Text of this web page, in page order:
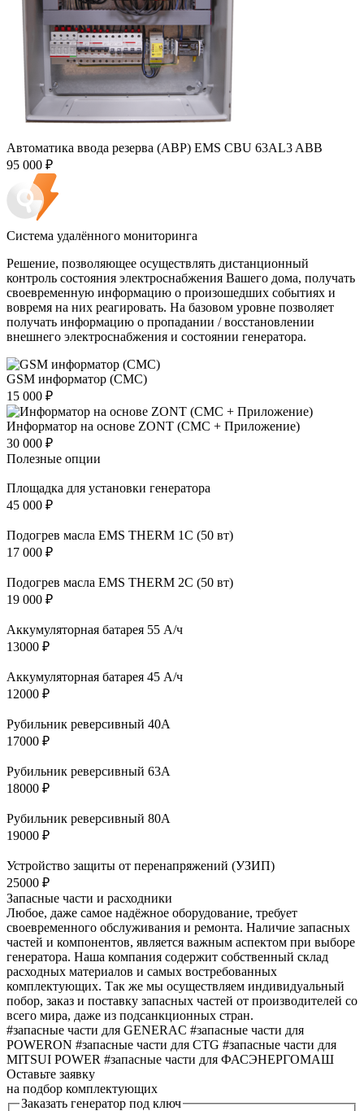
Автоматика ввода резерва (АВР) EMS CBU 63AL3 ABB
95 000 ₽
Система удалённого мониторинга
Решение, позволяющее осуществлять дистанционный
контроль состояния электроснабжения Вашего дома, получать
своевременную информацию о произошедших событиях и
вовремя на них реагировать. На базовом уровне позволяет
получать информацию о пропадании / восстановлении
внешнего электроснабжения и состоянии генератора.
GSM информатор (СМС)
15 000 ₽
Информатор на основе ZONT (СМС + Приложение)
30 000 ₽
Полезные опции
Площадка для установки генератора
45 000 ₽
Подогрев масла EMS THERM 1C (50 вт)
17 000 ₽
Подогрев масла EMS THERM 2C (50 вт)
19 000 ₽
Аккумуляторная батарея 55 А/ч
13000 ₽
Аккумуляторная батарея 45 А/ч
12000 ₽
Рубильник реверсивный 40А
17000 ₽
Рубильник реверсивный 63А
18000 ₽
Рубильник реверсивный 80А
19000 ₽
Устройство защиты от перенапряжений (УЗИП)
25000 ₽
Запасные части и расходники
Любое, даже самое надёжное оборудование, требует
своевременного обслуживания и ремонта. Наличие запасных
частей и компонентов, является важным аспектом при выборе
генератора. Наша компания содержит собственный склад
расходных материалов и самых востребованных
комплектующих. Так же мы осуществляем индивидуальный
побор, заказ и поставку запасных частей от производителей со
всего мира, даже из подсанкционных стран.
#запасные части для GENERAC #запасные части для
POWERON #запасные части для CTG #запасные части для
MITSUI POWER #запасные части для ФАСЭНЕРГОМАШ
Оставьте заявку
на подбор комплектующих
Заказать генератор под ключ